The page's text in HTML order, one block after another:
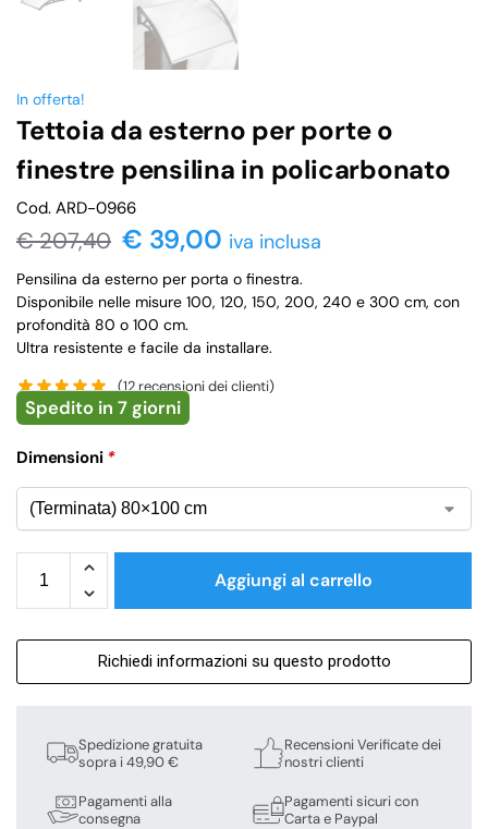
In offerta!
Tettoia da esterno per porte o
finestre pensilina in policarbonato
Cod. ARD-0966
€207,40 € 39,00 iva inclusa
Pensilina da esterno per porta o finestra.
Disponibile nelle misure 100, 120, 150, 200, 240 e 300 cm, con
profondità 80 o 100 cm.
Ultra resistente e facile da installare.
(12recensioni dei clienti)
Spedito in 7 giorni
Dimensioni *
Aggiungi al carrello
Richiedi informazioni su questo prodotto
Spedizione gratuita
sopra i 49,90 €
Pagamenti alla
consegna
Recensioni Verificate dei
nostri clienti
Pagamenti sicuri con
Carta e Paypal